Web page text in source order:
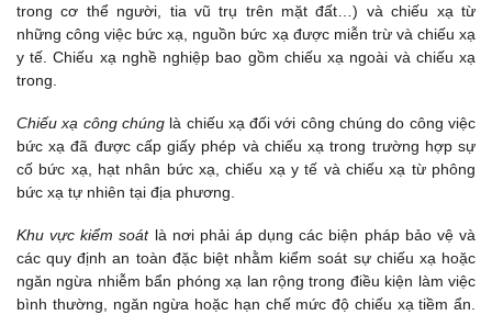
trong cơ thể người, tia vũ trụ trên mặt đất…) và chiếu xạ từ
những công việc bức xạ, nguồn bức xạ được miễn trừ và chiếu xạ
y tế. Chiếu xạ nghề nghiệp bao gồm chiếu xạ ngoài và chiếu xạ
trong.
Chiếu xạ công chúnglà chiếu xạ đối với công chúng do công việc
bức xạ đã được cấp giấy phép và chiếu xạ trong trường hợp sự
cố bức xạ, hạt nhân bức xạ, chiếu xạ y tế và chiếu xạ từ phông
bức xạ tự nhiên tại địa phương.
Khu vực kiểm soátlà nơi phải áp dụng các biện pháp bảo vệ và
các quy định an toàn đặc biệt nhằm kiểm soát sự chiếu xạ hoặc
ngăn ngừa nhiễm bẩn phóng xạ lan rộng trong điều kiện làm việc
bình thường, ngăn ngừa hoặc hạn chế mức độ chiếu xạ tiềm ẩn.